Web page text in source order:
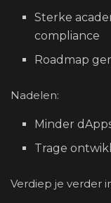
Sterke
compliance
Roadmap
Nadelen:
Minder
Trage
Verdiep je verder